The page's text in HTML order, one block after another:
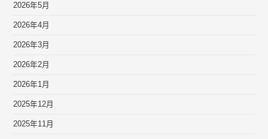
2026年5月
2026年4月
2026年3月
2026年2月
2026年1月
2025年12月
2025年11月